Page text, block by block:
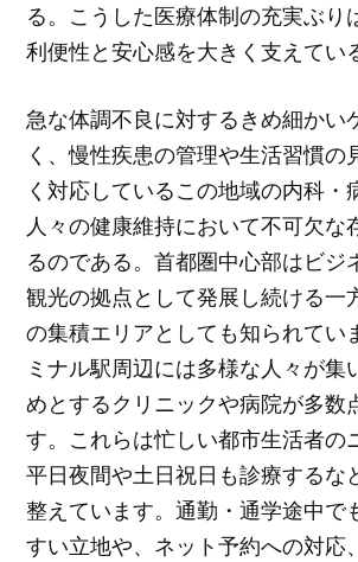
る。こうした医療体制の充実ぶり
利便性と安心感を大きく支えてい
急な体調不良に対するきめ細かい
く、慢性疾患の管理や生活習慣の
く対応しているこの地域の内科・
人々の健康維持において不可欠な
るのである。首都圏中心部はビジ
観光の拠点として発展し続ける一
の集積エリアとしても知られてい
ミナル駅周辺には多様な人々が集
めとするクリニックや病院が多数
す。これらは忙しい都市生活者の
平日夜間や土日祝日も診療するな
整えています。通勤・通学途中で
すい立地や、ネット予約への対応